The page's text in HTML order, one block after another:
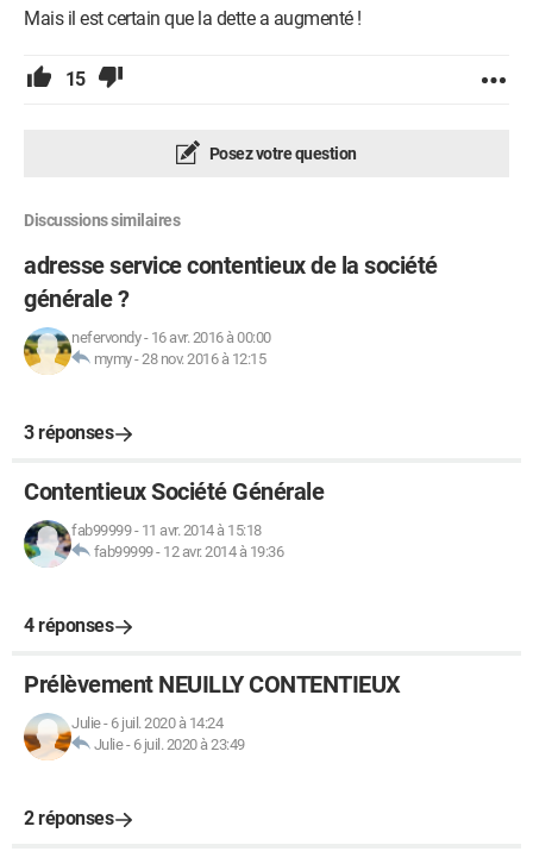
Mais il est certain que la dette a augmenté !
15
Posez votre question
Discussions similaires
adresse service contentieux de la société
générale ?
nefervondy- 16 avr. 2016 à 00:00
mymy-28 nov. 2016 à 12:15
3 réponses
Contentieux Société Générale
fab99999- 11 avr. 2014 à 15:18
fab99999- 12 avr. 2014 à 19:36
4 réponses
Prélèvement NEUILLY CONTENTIEUX
Julie- 6 juil. 2020 à 14:24
Julie- 6 juil. 2020 à 23:49
2 réponses